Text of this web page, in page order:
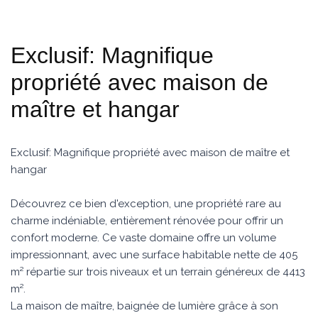
Exclusif: Magnifique
propriété avec maison de
maître et hangar
Exclusif: Magnifique propriété avec maison de maître et
hangar
Découvrez ce bien d'exception, une propriété rare au
charme indéniable, entièrement rénovée pour offrir un
confort moderne. Ce vaste domaine offre un volume
impressionnant, avec une surface habitable nette de 405
m² répartie sur trois niveaux et un terrain généreux de 4413
m².
La maison de maître, baignée de lumière grâce à son